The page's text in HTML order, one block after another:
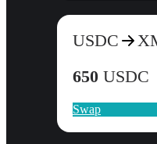
USDC
650 USDC
Swap